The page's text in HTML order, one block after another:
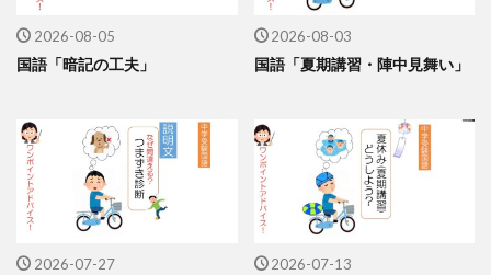
2026-08-05
国語「暗記の工夫」
2026-08-03
国語「夏期講習・陣中見舞い」
2026-07-27 2026-07-13